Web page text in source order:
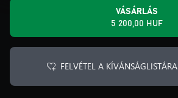
VÁSÁRLÁS
5 200,00 HUF
FELVÉTEL A KÍVÁNSÁGLISTÁRA